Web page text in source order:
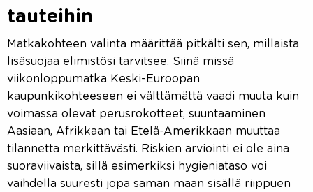
tauteihin
Matkakohteen valinta määrittää pitkälti sen, millaista
lisäsuojaa elimistösi tarvitsee. Siinä missä
viikonloppumatka Keski-Euroopan
kaupunkikohteeseen ei välttämättä vaadi muuta kuin
voimassa olevat perusrokotteet, suuntaaminen
Aasiaan, Afrikkaan tai Etelä-Amerikkaan muuttaa
tilannetta merkittävästi. Riskien arviointi ei ole aina
suoraviivaista, sillä esimerkiksi hygieniataso voi
vaihdella suuresti jopa saman maan sisällä riippuen